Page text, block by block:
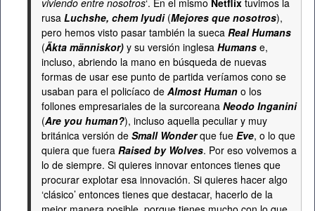
viviendo entre nosotros‘. En el mismo Netflix tuvimos la
rusa Luchshe, chem lyudi(Mejores que nosotros),
pero hemos visto pasar también la sueca Real Humans
(Äkta människor) y su versión inglesa Humans e,
incluso, abriendo la mano en búsqueda de nuevas
formas de usar ese punto de partida veríamos cono se
usaban para el policíaco de Almost Human o los
follones empresariales de la surcoreana Neodo Inganini
(Are you human?), incluso aquella peculiar y muy
británica versión de Small Wonderque fue Eve, o lo que
quiera que fuera Raised by Wolves. Por eso volvemos a
lo de siempre. Si quieres innovar entonces tienes que
procurar explotar esa innovación. Si quieres hacer algo
‘clásico’ entonces tienes que destacar, hacerlo de la